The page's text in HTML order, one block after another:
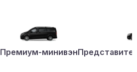
Премиум-минивэн